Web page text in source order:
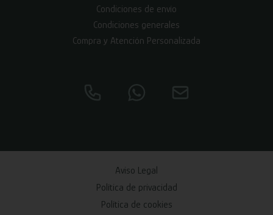
Condiciones de envío
Condiciones generales
Compra y Atención Personalizada
Aviso Legal
Política de privacidad
Política de cookies